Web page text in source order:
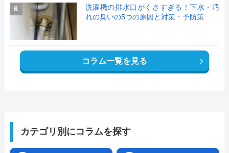
6
洗濯機の排水口がくさすぎる！下水・汚
れの臭いの5つの原因と対策・予防策
コラム一覧を見る
カテゴリ別にコラムを探す